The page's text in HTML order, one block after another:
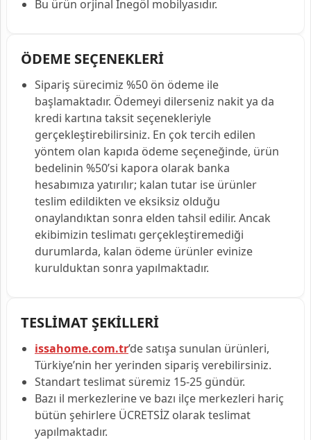
Bu ürün orjinal İnegöl mobilyasıdır.
ÖDEME SEÇENEKLERİ
Sipariş sürecimiz %50 ön ödeme ile
başlamaktadır. Ödemeyi dilerseniz nakit ya da
kredi kartına taksit seçenekleriyle
gerçekleştirebilirsiniz. En çok tercih edilen
yöntem olan kapıda ödeme seçeneğinde, ürün
bedelinin %50’si kapora olarak banka
hesabımıza yatırılır; kalan tutar ise ürünler
teslim edildikten ve eksiksiz olduğu
onaylandıktan sonra elden tahsil edilir. Ancak
ekibimizin teslimatı gerçekleştiremediği
durumlarda, kalan ödeme ürünler evinize
kurulduktan sonra yapılmaktadır.
TESLİMAT ŞEKİLLERİ
issahome.com.tr’de satışa sunulan ürünleri,
Türkiye’nin her yerinden sipariş verebilirsiniz.
Standart teslimat süremiz 15-25 gündür.
Bazı il merkezlerine ve bazı ilçe merkezleri hariç
bütün şehirlere ÜCRETSİZ olarak teslimat
yapılmaktadır.